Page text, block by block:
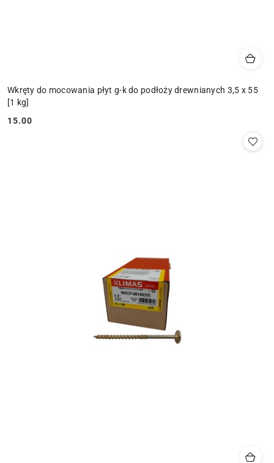
Wkręty do mocowania płyt g-k do podłoży drewnianych 3,5 x 55
[1 kg]
Cena:
15.00